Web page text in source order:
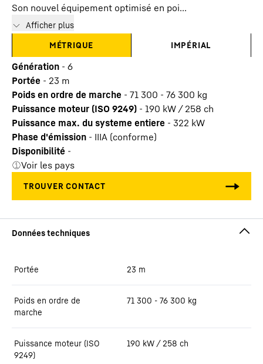
Son nouvel équipement optimisé en poi...
Afficher plus
MÉTRIQUE
IMPÉRIAL
Génération - 6
Portée - 23 m
Poids en ordre de marche - 71 300 - 76 300 kg
Puissance moteur (ISO 9249) - 190 kW / 258 ch
Puissance max. du systeme entiere - 322 kW
Phase d'émission - IIIA (conforme)
Disponibilité -
Voir les pays
Portée 23 m
Poids en ordre de
marche
71 300 - 76 300 kg
Puissance moteur (ISO
9249)
190 kW / 258 ch